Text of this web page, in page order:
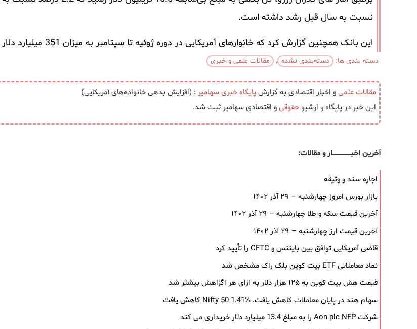
نسبت به سال قبل رشد داشته است.
این بانک همچنین گزارش کرد که خانوارهای آمریکایی در دوره ژوئیه تا سپتامبر به میزان 351 میلیارد دلار به بدهی خود افزودند.
دسته بندی ها: دسته‌بندی نشده , مقالات علمی و خبری
مقالات علمیو اخبار اقتصادی به گزارشپایگاه خبریسهامیر : (افزایش بدهی خانواده‌های آمریکایی)
این خبر در پایگاه و ارشیوحقوقیو اقتصادی سهامیر ثبت شد.
آخرین اخبــــــــــــــــــار و مقالات:
اجاره سند و وثیقه
بازار بورس امروز چهارشنبه – ۲۹ آذر ۱۴۰۲
آخرین قیمت سکه و طلا چهارشنبه – ۲۹ آذر ۱۴۰۲
آخرین قیمت ارز چهارشنبه – ۲۹ آذر ۱۴۰۲
قاضی آمریکایی توافق بین بایننس و CFTC را تأیید کرد
نماد معاملاتی ETF بیت کوین بلک ‌راک مشخص شد
قیمت هش بیت کوین به ۱۲۵ هزار دلار به‌ ازای هر اگزاهش بیشتر شد
سهام هند در پایان معاملات کاهش یافت. Nifty 50 1.41% کاهش یافت
شرکت Aon plc NFP را به مبلغ 13.4 میلیارد دلار خریداری می کند